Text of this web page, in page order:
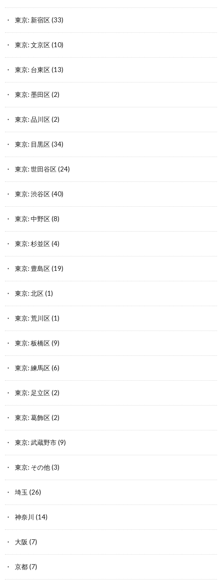
東京: 新宿区(33)
東京: 文京区(10)
東京: 台東区(13)
東京: 墨田区(2)
東京: 品川区(2)
東京: 目黒区(34)
東京: 世田谷区(24)
東京: 渋谷区(40)
東京: 中野区(8)
東京: 杉並区(4)
東京: 豊島区(19)
東京: 北区(1)
東京: 荒川区(1)
東京: 板橋区(9)
東京: 練馬区(6)
東京: 足立区(2)
東京: 葛飾区(2)
東京: 武蔵野市(9)
東京: その他(3)
埼玉 (26)
神奈川 (14)
大阪 (7)
京都(7)